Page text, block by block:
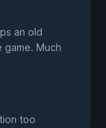
an old
game. Much
too